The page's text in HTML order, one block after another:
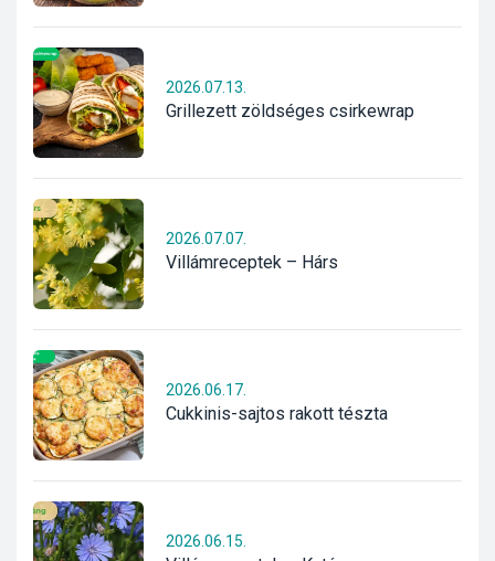
Grillezett zöldséges csirkewrap
2026.07.13.
Villámreceptek – Hárs
2026.07.07.
Cukkinis-sajtos rakott tészta
2026.06.17.
2026.06.15.